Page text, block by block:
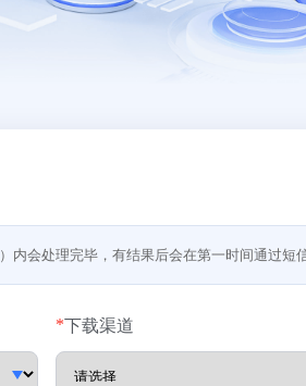
）内会处理完毕，有结果后会在第一时间通过短
*下载渠道